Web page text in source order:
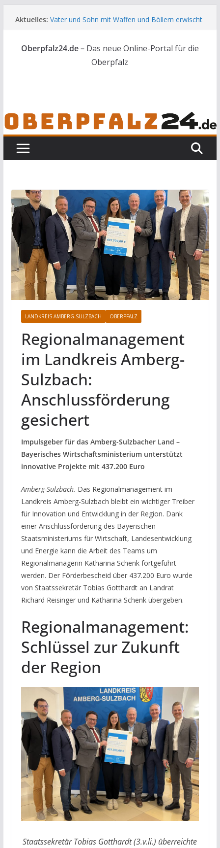
Inhalt
Aktuelles: Vater und Sohn mit Waffen und Böllern erwischt
Audi prallt gegen Brückengeländer in Weiden
Ortsumgehung Waldershof ist eröffnet
Deutsch-amerikanischer Schüleraustausch zu
Oberpfalz24.de – Das neue Online-Portal für die
Oberpfalz
LANDKREIS AMBERG-SULZBACH OBERPFALZ
Regionalmanagement
im Landkreis Amberg-
Sulzbach:
Anschlussförderung
gesichert
Impulsgeber für das Amberg-Sulzbacher Land –
Bayerisches Wirtschaftsministerium unterstützt
innovative Projekte mit 437.200 Euro
Amberg-Sulzbach. Das Regionalmanagement im
Landkreis Amberg-Sulzbach bleibt ein wichtiger Treiber
für Innovation und Entwicklung in der Region. Dank
einer Anschlussförderung des Bayerischen
Staatsministeriums für Wirtschaft, Landesentwicklung
und Energie kann die Arbeit des Teams um
Regionalmanagerin Katharina Schenk fortgeführt
werden. Der Förderbescheid über 437.200 Euro wurde
von Staatssekretär Tobias Gotthardt an Landrat
Richard Reisinger und Katharina Schenk übergeben.
Regionalmanagement:
Schlüssel zur Zukunft
der Region
Staatssekretär Tobias Gotthardt (3.v.li.) überreichte